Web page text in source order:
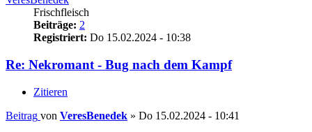
Frischfleisch
Beiträge: 2
Registriert: Do 15.02.2024 - 10:38
Re: Nekromant - Bug nach dem Kampf
Zitieren
Beitrag von VeresBenedek » Do 15.02.2024 - 10:41